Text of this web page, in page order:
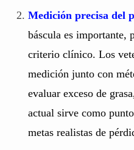
Medición precisa del
báscula es importante,
criterio clínico. Los
medición junto con
evaluar exceso de
actual sirve como
metas realistas de